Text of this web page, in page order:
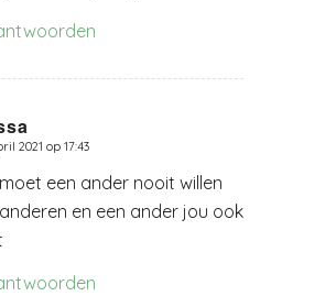
2021 op 17:43
een ander nooit willen
en een ander jou ook